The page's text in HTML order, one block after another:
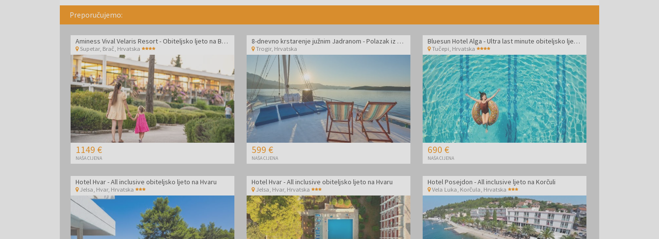
Preporučujemo:
Aminess Vival Velaris Resort - Obiteljsko ljeto na Braču - Posebna akcija
Supetar, Brač Hrvatska
1149 €
NAŠA CIJENA
8-dnevno krstarenje južnim Jadranom - Polazak iz Trogira
Trogir, Hrvatska
599 €
NAŠA CIJENA
Bluesun Hotel Alga - Ultra last minute obiteljsko ljeto s punim pansionom
Tučepi Hrvatska
690 €
NAŠA CIJENA
Hotel Hvar - All inclusive obiteljsko ljeto na Hvaru
Jelsa, Hvar, Hrvatska
Hotel Hvar - All inclusive obiteljsko ljeto na Hvaru
Jelsa, Hvar, Hrvatska
Hotel Posejdon - All inclusive ljeto na Korčuli
Vela Luka, Korčula Hrvatska